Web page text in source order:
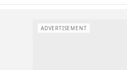
ADVERTISEMENT